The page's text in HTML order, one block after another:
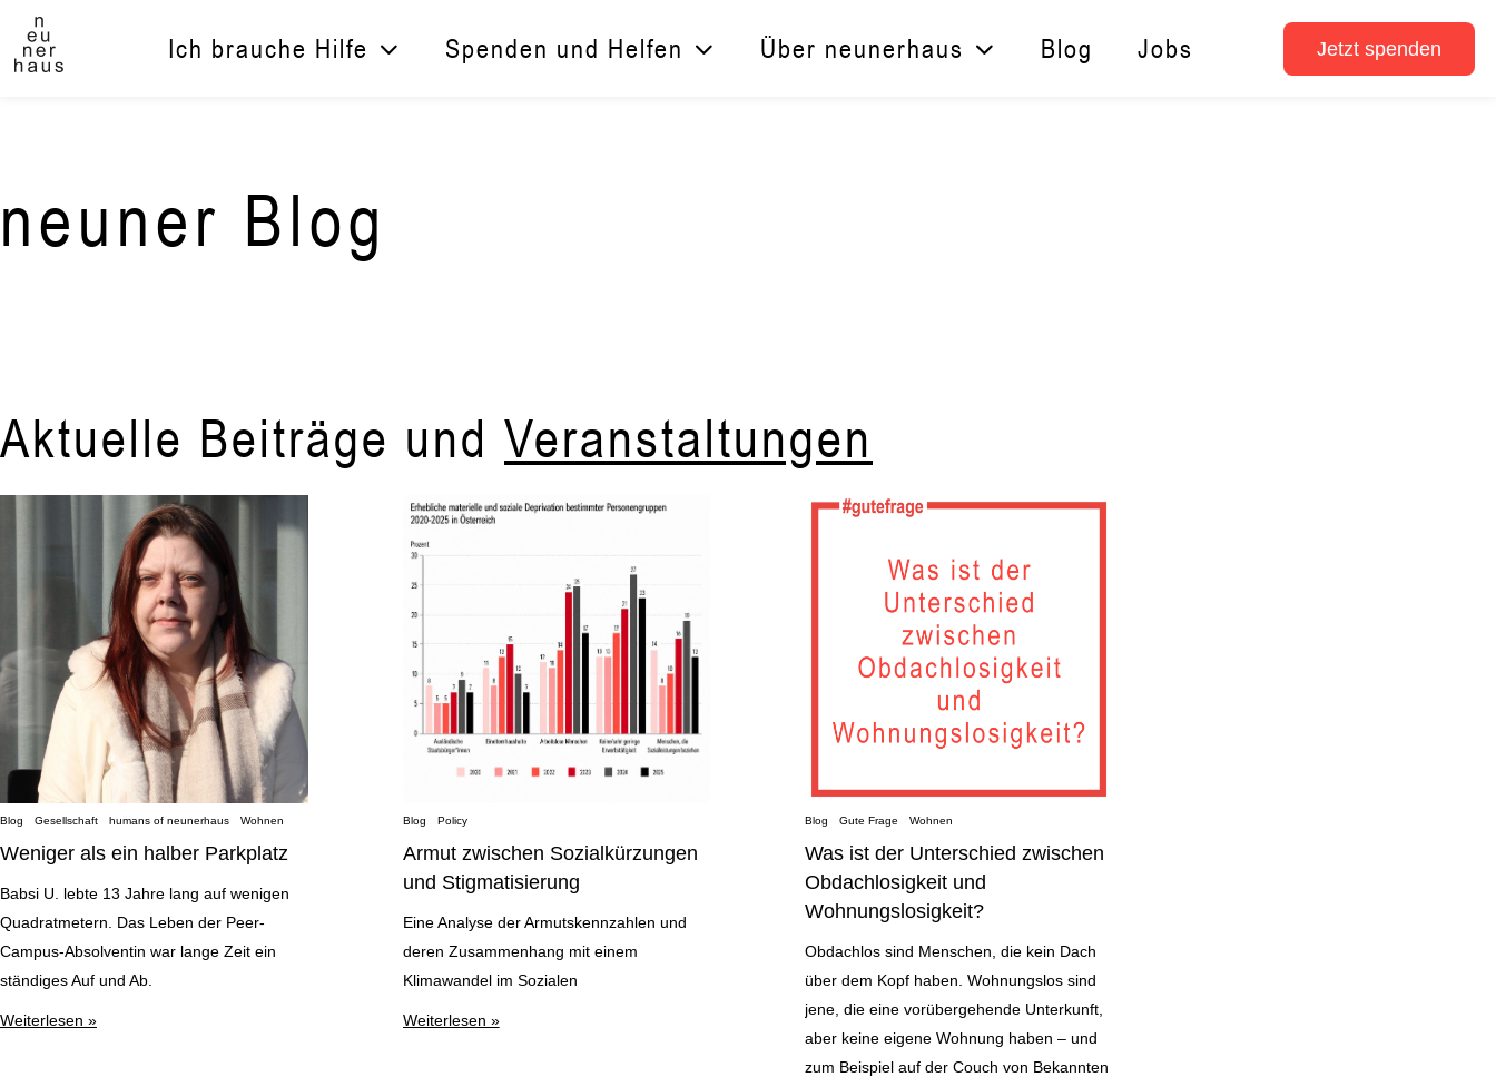
Zum
Inhalt
springen
Ich brauche Hilfe Spenden und Helfen Über neunerhaus Blog Jobs Jetzt spenden
neuner Blog
Aktuelle Beiträge und Veranstaltungen
Blog Gesellschaft humans of neunerhaus Wohnen
Weniger als ein halber Parkplatz
Babsi U. lebte 13 Jahre lang auf wenigen
Quadratmetern. Das Leben der Peer-
Campus-Absolventin war lange Zeit ein
ständiges Auf und Ab.
Weiterlesen »
Blog Policy
Armut zwischen Sozialkürzungen
und Stigmatisierung
Eine Analyse der Armutskennzahlen und
deren Zusammenhang mit einem
Klimawandel im Sozialen
Weiterlesen »
Blog Gute Frage Wohnen
Was ist der Unterschied zwischen
Obdachlosigkeit und
Wohnungslosigkeit?
Obdachlos sind Menschen, die kein Dach
über dem Kopf haben. Wohnungslos sind
jene, die eine vorübergehende Unterkunft,
aber keine eigene Wohnung haben – und
zum Beispiel auf der Couch von Bekannten